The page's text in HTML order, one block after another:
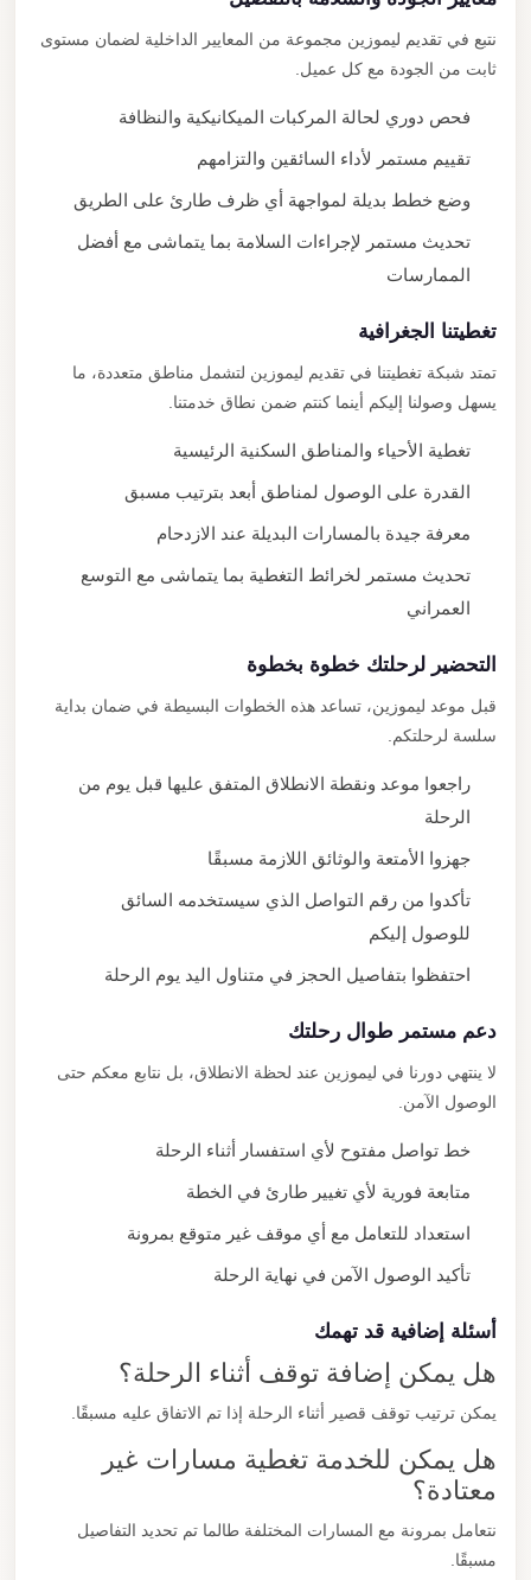
نتبع في تقديم ليموزين مجموعة من المعايير الداخلية لضمان مستوى
ثابت من الجودة مع كل عميل.
فحص دوري لحالة المركبات الميكانيكية والنظافة
تقييم مستمر لأداء السائقين والتزامهم
وضع خطط بديلة لمواجهة أي ظرف طارئ على الطريق
تحديث مستمر لإجراءات السلامة بما يتماشى مع أفضل
الممارسات
تغطيتنا الجغرافية
تمتد شبكة تغطيتنا في تقديم ليموزين لتشمل مناطق متعددة، ما
يسهل وصولنا إليكم أينما كنتم ضمن نطاق خدمتنا.
تغطية الأحياء والمناطق السكنية الرئيسية
القدرة على الوصول لمناطق أبعد بترتيب مسبق
معرفة جيدة بالمسارات البديلة عند الازدحام
تحديث مستمر لخرائط التغطية بما يتماشى مع التوسع
العمراني
التحضير لرحلتك خطوة بخطوة
قبل موعد ليموزين، تساعد هذه الخطوات البسيطة في ضمان بداية
سلسة لرحلتكم.
راجعوا موعد ونقطة الانطلاق المتفق عليها قبل يوم من
الرحلة
جهزوا الأمتعة والوثائق اللازمة مسبقًا
تأكدوا من رقم التواصل الذي سيستخدمه السائق
للوصول إليكم
احتفظوا بتفاصيل الحجز في متناول اليد يوم الرحلة
دعم مستمر طوال رحلتك
لا ينتهي دورنا في ليموزين عند لحظة الانطلاق، بل نتابع معكم حتى
الوصول الآمن.
خط تواصل مفتوح لأي استفسار أثناء الرحلة
متابعة فورية لأي تغيير طارئ في الخطة
استعداد للتعامل مع أي موقف غير متوقع بمرونة
تأكيد الوصول الآمن في نهاية الرحلة
أسئلة إضافية قد تهمك
هل يمكن إضافة توقف أثناء الرحلة؟
يمكن ترتيب توقف قصير أثناء الرحلة إذا تم الاتفاق عليه مسبقًا.
هل يمكن للخدمة تغطية مسارات غير
معتادة؟
نتعامل بمرونة مع المسارات المختلفة طالما تم تحديد التفاصيل
مسبقًا.